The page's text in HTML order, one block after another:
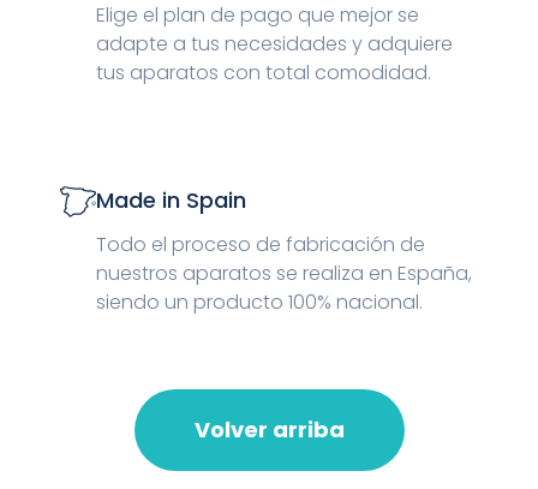
Elige el plan de pago que mejor se
adapte a tus necesidades y adquiere
tus aparatos con total comodidad.
Made in Spain
Todo el proceso de fabricación de
nuestros aparatos se realiza en España,
siendo un producto 100% nacional.
Volver arriba